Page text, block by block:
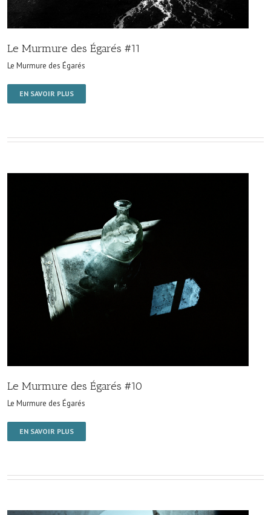
Le Murmure des Égarés #11
Le Murmure des Égarés
EN SAVOIR PLUS
Le Murmure des Égarés #10
Le Murmure des Égarés
EN SAVOIR PLUS